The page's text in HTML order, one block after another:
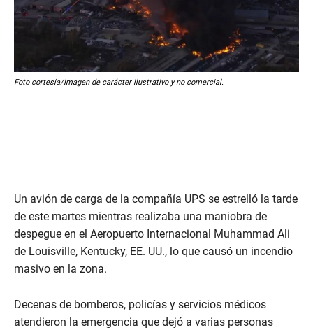
Foto cortesía/Imagen de carácter ilustrativo y no comercial.
Un avión de carga de la compañía UPS se estrelló la tarde
de este martes mientras realizaba una maniobra de
despegue en el Aeropuerto Internacional Muhammad Ali
de Louisville, Kentucky, EE. UU., lo que causó un incendio
masivo en la zona.
Decenas de bomberos, policías y servicios médicos
atendieron la emergencia que dejó a varias personas